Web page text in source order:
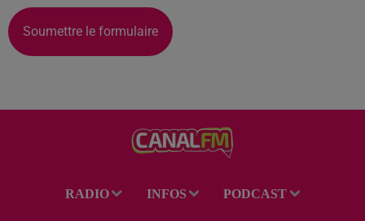
Soumettre le formulaire
RADIO INFOS PODCAST